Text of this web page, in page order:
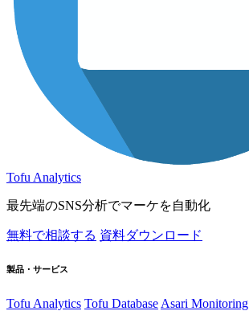
Tofu Analytics
最先端のSNS分析でマーケを自動化
無料で相談する 資料ダウンロード
製品・サービス
Tofu Analytics Tofu Database Asari Monitoring